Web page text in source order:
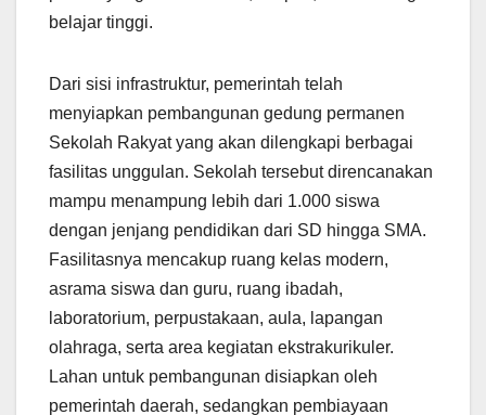
belajar tinggi.
Dari sisi infrastruktur, pemerintah telah
menyiapkan pembangunan gedung permanen
Sekolah Rakyat yang akan dilengkapi berbagai
fasilitas unggulan. Sekolah tersebut direncanakan
mampu menampung lebih dari 1.000 siswa
dengan jenjang pendidikan dari SD hingga SMA.
Fasilitasnya mencakup ruang kelas modern,
asrama siswa dan guru, ruang ibadah,
laboratorium, perpustakaan, aula, lapangan
olahraga, serta area kegiatan ekstrakurikuler.
Lahan untuk pembangunan disiapkan oleh
pemerintah daerah, sedangkan pembiayaan